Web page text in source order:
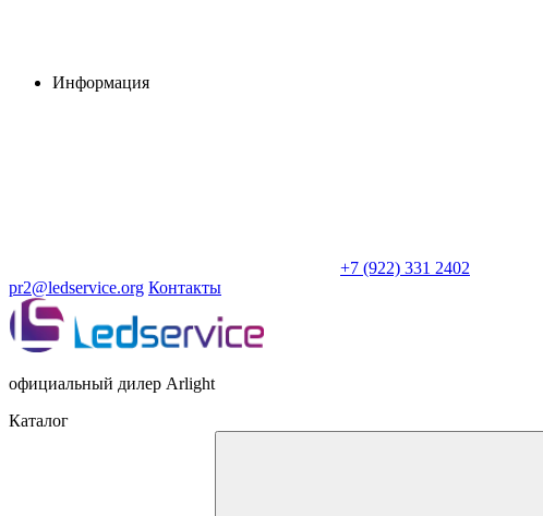
Информация
+7 (922) 331 2402
pr2@ledservice.org Контакты
официальный дилер Arlight
Каталог